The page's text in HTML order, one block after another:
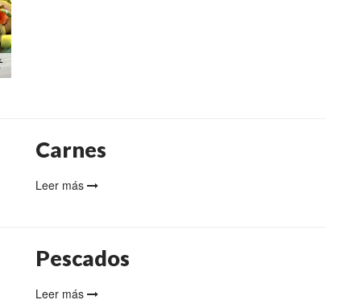
Carnes
Leer más
Pescados
Leer más